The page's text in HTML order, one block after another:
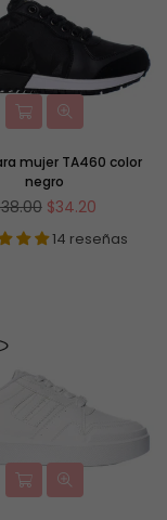
mujer TA460 color
negro
$34.20
14 reseñas